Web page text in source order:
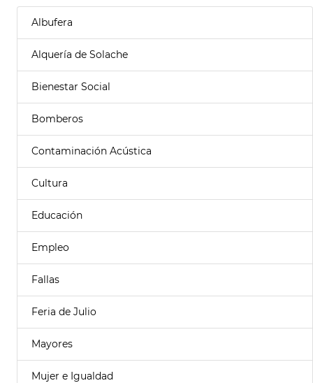
Albufera
Alquería de Solache
Bienestar Social
Bomberos
Contaminación Acústica
Cultura
Educación
Empleo
Fallas
Feria de Julio
Mayores
Mujer e Igualdad